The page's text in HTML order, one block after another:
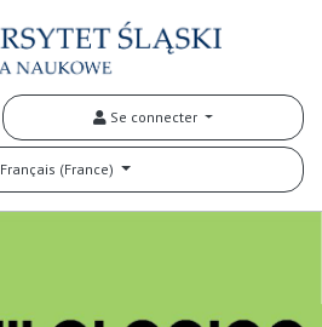
Se connecter
Français (France)